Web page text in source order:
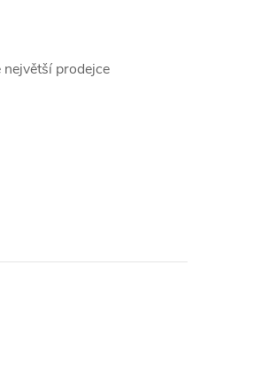
největší prodejce